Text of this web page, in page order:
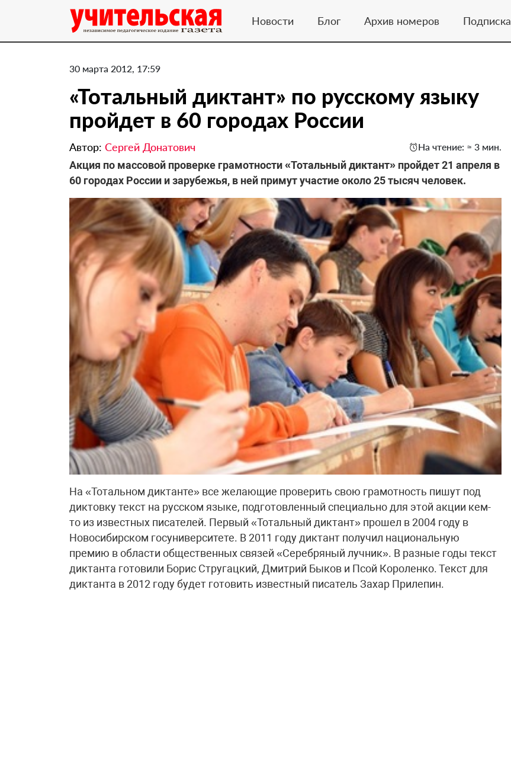
Новости Блог Архив номеров Подписка
30 марта 2012, 17:59
«Тотальный диктант» по русскому языку
пройдет в 60 городах России
Автор: Сергей Донатович На чтение: ≈ 3 мин.
Акция по массовой проверке грамотности «Тотальный диктант» пройдет 21 апреля в
60 городах России и зарубежья, в ней примут участие около 25 тысяч человек.
На «Тотальном диктанте» все желающие проверить свою грамотность пишут под
диктовку текст на русском языке, подготовленный специально для этой акции кем-
то из известных писателей. Первый «Тотальный диктант» прошел в 2004 году в
Новосибирском госуниверситете. В 2011 году диктант получил национальную
премию в области общественных связей «Серебряный лучник». В разные годы текст
диктанта готовили Борис Стругацкий, Дмитрий Быков и Псой Короленко. Текст для
диктанта в 2012 году будет готовить известный писатель Захар Прилепин.